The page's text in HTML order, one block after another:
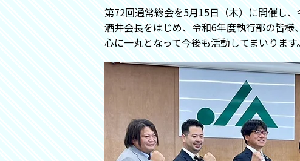
第72回通常総会を5月15日（木）に開催し
洒井会長をはじめ、令和6年度執行部の皆
心に一丸となって今後も活動してまいりま